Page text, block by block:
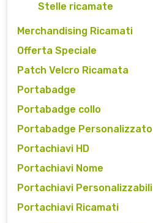
Stelle ricamate
Merchandising Ricamati
Offerta Speciale
Patch Velcro Ricamata
Portabadge
Portabadge collo
Portabadge Personalizzato
Portachiavi HD
Portachiavi Nome
Portachiavi Personalizzabili
Portachiavi Ricamati